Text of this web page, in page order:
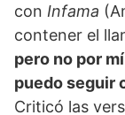
con Infama
contener el
pero no por
puedo seguir
Criticó las